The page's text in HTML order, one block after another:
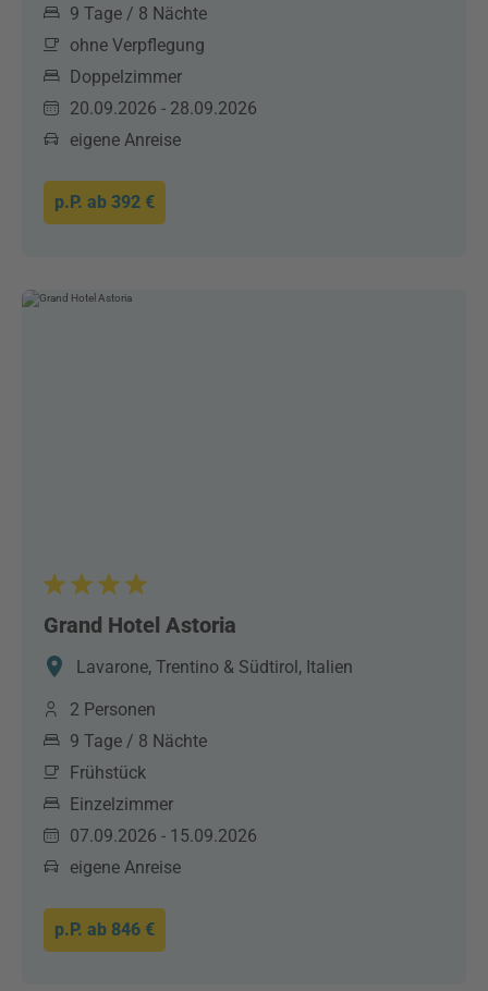
9 Tage / 8 Nächte
ohne Verpflegung
Doppelzimmer
20.09.2026 - 28.09.2026
eigene Anreise
p.P. ab 392 €
Grand Hotel Astoria
Lavarone, Trentino & Südtirol, Italien
2 Personen
9 Tage / 8 Nächte
Frühstück
Einzelzimmer
07.09.2026 - 15.09.2026
eigene Anreise
p.P. ab 846 €